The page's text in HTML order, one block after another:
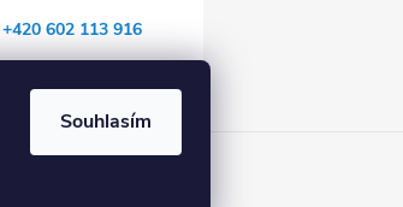
Souhlasím
+420 602 113 916